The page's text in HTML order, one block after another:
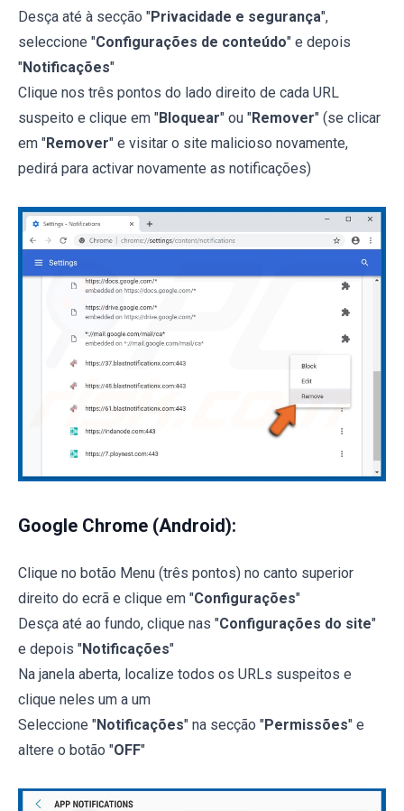
Desça até à secção "Privacidade e segurança",
seleccione "Configurações de conteúdo" e depois
"Notificações"
Clique nos três pontos do lado direito de cada URL
suspeito e clique em "Bloquear" ou "Remover" (se clicar
em "Remover" e visitar o site malicioso novamente,
pedirá para activar novamente as notificações)
Google Chrome (Android):
Clique no botão Menu (três pontos) no canto superior
direito do ecrã e clique em "Configurações"
Desça até ao fundo, clique nas "Configurações do site"
e depois "Notificações"
Na janela aberta, localize todos os URLs suspeitos e
clique neles um a um
Seleccione "Notificações" na secção "Permissões" e
altere o botão "OFF"